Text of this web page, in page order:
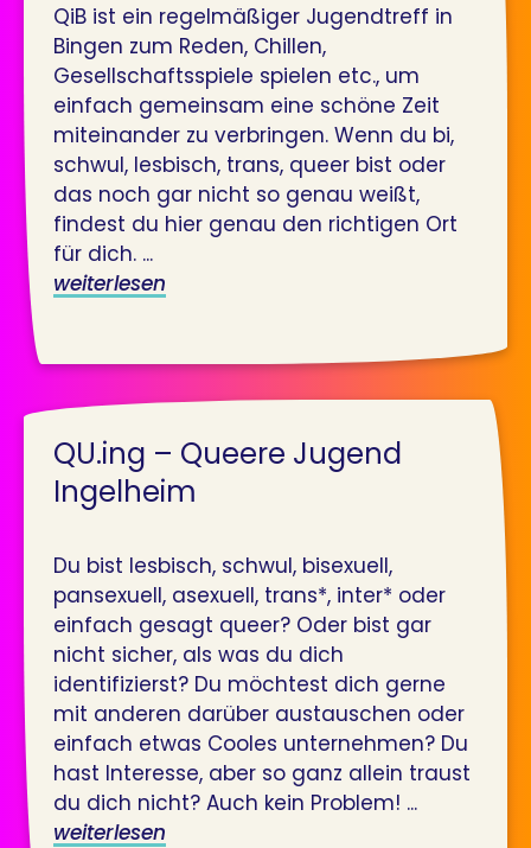
QiB ist ein regelmäßiger Jugendtreff in
Bingen zum Reden, Chillen,
Gesellschaftsspiele spielen etc., um
einfach gemeinsam eine schöne Zeit
miteinander zu verbringen. Wenn du bi,
schwul, lesbisch, trans, queer bist oder
das noch gar nicht so genau weißt,
findest du hier genau den richtigen Ort
für dich. ...
weiterlesen
QU.ing – Queere Jugend
Ingelheim
Du bist lesbisch, schwul, bisexuell,
pansexuell, asexuell, trans*, inter* oder
einfach gesagt queer? Oder bist gar
nicht sicher, als was du dich
identifizierst? Du möchtest dich gerne
mit anderen darüber austauschen oder
einfach etwas Cooles unternehmen? Du
hast Interesse, aber so ganz allein traust
du dich nicht? Auch kein Problem! ...
weiterlesen